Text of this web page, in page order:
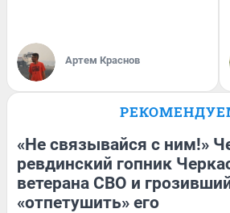
Артем Краснов
«Не связывайся с ним!»
ревдинский гопник
ветерана СВО и
«отпетушить» его